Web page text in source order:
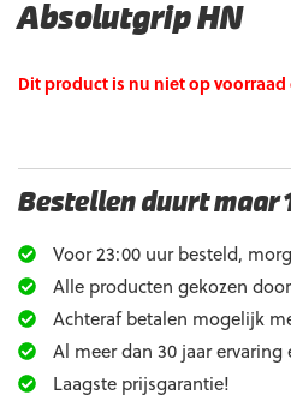
Absolutgrip HN
Dit product is nu niet op
Bestellen duurt maar
Voor 23:00 uur besteld,
Alle producten gekozen
Achteraf betalen mogelijk
Al meer dan 30 jaar ervaring
Laagste prijsgarantie!